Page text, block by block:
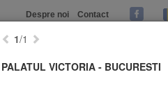
Despre noi Contact
1/1
PALATUL VICTORIA - BUCURESTI